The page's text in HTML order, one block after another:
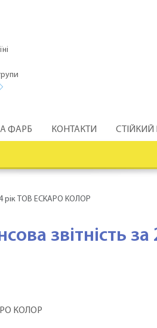
ФАРБ КОНТАКТИ СТІЙКИЙ
рік ТОВ ЕСКАРО КОЛОР
звітність
КОЛОР